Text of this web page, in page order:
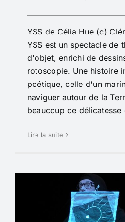
YSS de Célia Hue (c)
YSS est un spectacle de
d'objet, enrichi de
rotoscopie. Une histoire
poétique, celle d'un
naviguer autour de la
beaucoup de délicatesse
Lire la suite